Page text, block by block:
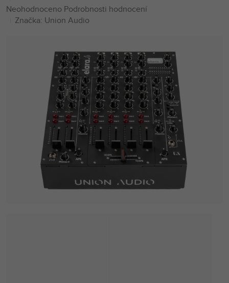
Průměrné
hodnocení
Neohodnoceno Podrobnosti hodnocení
Značka: Union Audio